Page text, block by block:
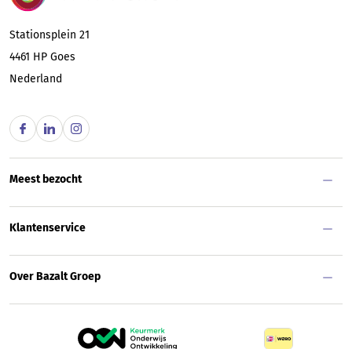
Stationsplein 21
4461 HP Goes
Nederland
Meest bezocht
Klantenservice
Over Bazalt Groep